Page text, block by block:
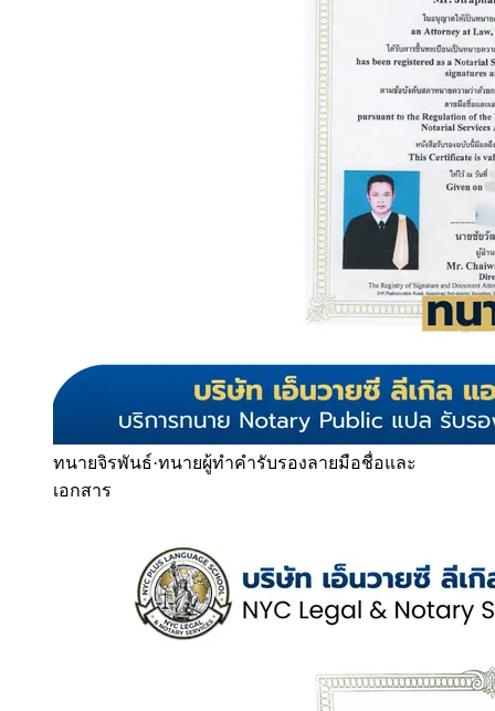
ทนายจิรพันธ์·ทนายผู้ทำคำรับรองลายมือชื่อและ
เอกสาร